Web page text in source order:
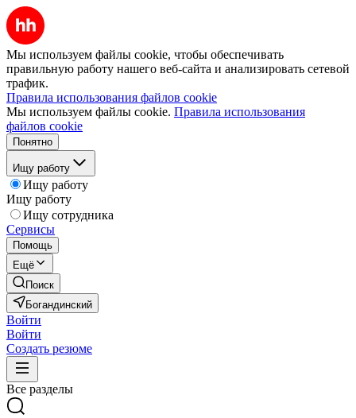
Мы используем файлы cookie, чтобы обеспечивать
правильную работу нашего веб-сайта и анализировать сетевой
трафик.
Правила использования файлов cookie
Мы используем файлы cookie. Правила использования
файлов cookie
Понятно
Ищу работу
Ищу работу
Ищу работу
Ищу сотрудника
Сервисы
Помощь
Ещё
Поиск
Богандинский
Войти
Войти
Создать резюме
Все разделы